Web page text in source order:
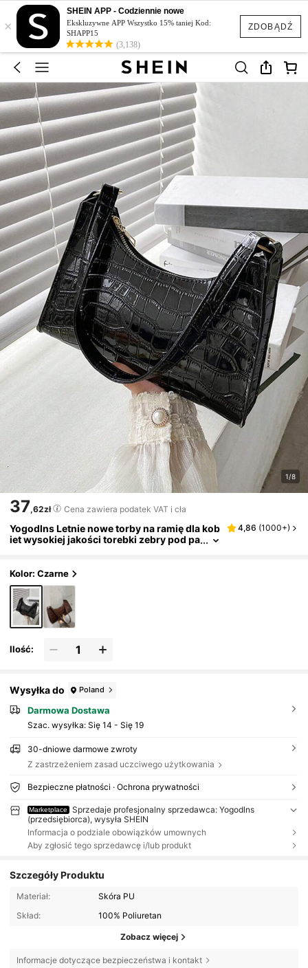
ZDOBĄDŹ
×
SHEIN APP - Codziennie nowe
Ekskluzywne APP Wszystko 15% taniej Kod:
SHAPP15
(3,138)
1/8
37,62zł Cena zawiera podatek VAT i cła
Yogodlns Letnie nowe torby na ramię dla kob
iet wysokiej jakości torebki zebry pod pa
biet brązowa torebka z motywem panterki k
opertówki damskie vintage torebki na ramię
ze skóry PU uniwersalne codzienne
4,86 (1000+)
Kolor: Czarne
Ilość:
Wysyłka do Poland
Darmowa Dostawa
Szac. wysyłka: Się 14 - Się 19
30-dniowe darmowe zwroty
Z zastrzeżeniem zasad uczciwego użytkowania
Bezpieczne płatności · Ochrona prywatności
Marketplace
Sprzedaje profesjonalny sprzedawca: Yogodlns
(przedsiębiorca), wysyła SHEIN
Informacja o podziale obowiązków umownych
Aby zgłosić tego sprzedawcę i/lub produkt
Szczegóły Produktu
Materiał:
Skóra PU
Skład:
100% Poliuretan
Zobacz więcej
Informacje dotyczące bezpieczeństwa i kontakt